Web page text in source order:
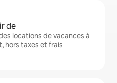
de
locations de vacances à
hors taxes et frais